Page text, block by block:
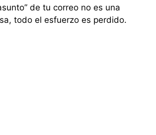
de tu correo no es una
todo el esfuerzo es perdido.